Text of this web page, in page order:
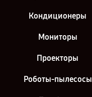
Кондиционеры
Мониторы
Проекторы
Роботы-пылесосы